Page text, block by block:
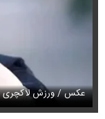
عکس / ورزش لاکچری